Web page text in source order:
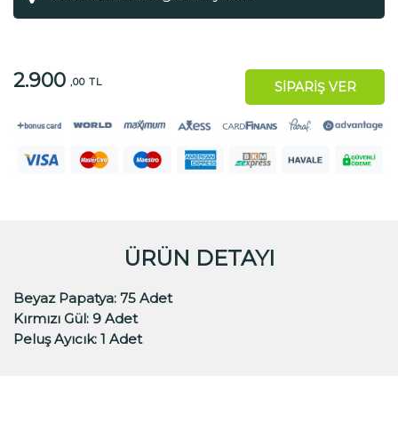
2.900 ,00 TL SİPARİŞ VER
ÜRÜN DETAYI
Beyaz Papatya: 75 Adet
Kırmızı Gül: 9 Adet
Peluş Ayıcık: 1 Adet